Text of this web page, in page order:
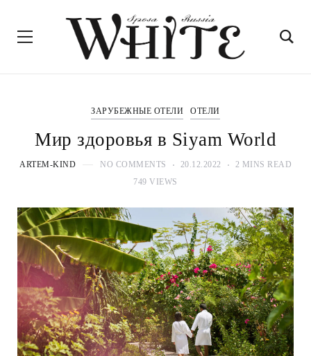
ЗАРУБЕЖНЫЕ ОТЕЛИ ОТЕЛИ
Мир здоровья в Siyam World
ARTEM-KIND NO COMMENTS 20.12.2022
2 MINS READ
749 VIEWS